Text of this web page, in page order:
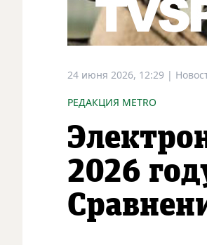
24 июня 2026, 12:29 |
РЕДАКЦИЯ METRO
2026